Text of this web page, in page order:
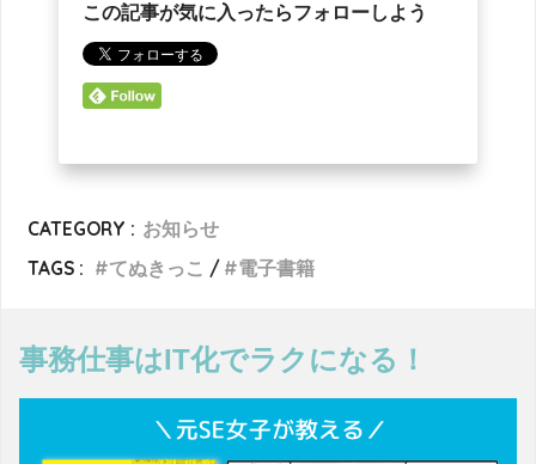
この記事が気に入ったらフォローしよう
CATEGORY : お知らせ
TAGS :
てぬきっこ 電子書籍
事務仕事はIT化でラクになる！